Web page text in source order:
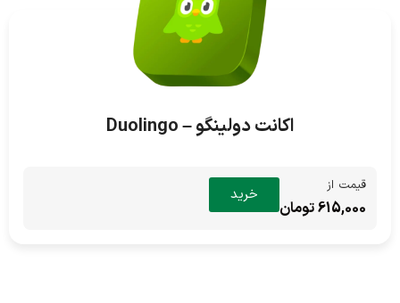
اکانت دولینگو – Duolingo
قیمت از
615,000 تومان
خرید